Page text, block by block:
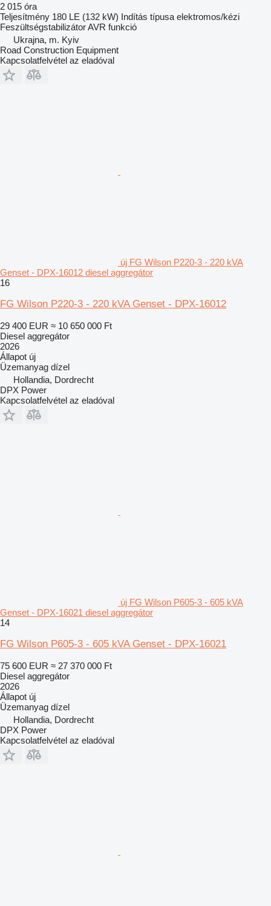
2 015 óra
Teljesítmény 180 LE (132 kW) Indítás típusa elektromos/kézi
FeszültségstabilizátorAVR funkció
Ukrajna, m. Kyiv
Road Construction Equipment
Kapcsolatfelvétel az eladóval
új FG Wilson P220-3 - 220 kVA
Genset - DPX-16012 diesel aggregátor
16
FG Wilson P220-3 - 220 kVA Genset - DPX-16012
29 400 EUR ≈ 10 650 000 Ft
Diesel aggregátor
2026
Állapot új
Üzemanyag dízel
Hollandia, Dordrecht
DPX Power
Kapcsolatfelvétel az eladóval
új FG Wilson P605-3 - 605 kVA
Genset - DPX-16021 diesel aggregátor
14
FG Wilson P605-3 - 605 kVA Genset - DPX-16021
75 600 EUR ≈ 27 370 000 Ft
Diesel aggregátor
2026
Állapot új
Üzemanyag dízel
Hollandia, Dordrecht
DPX Power
Kapcsolatfelvétel az eladóval